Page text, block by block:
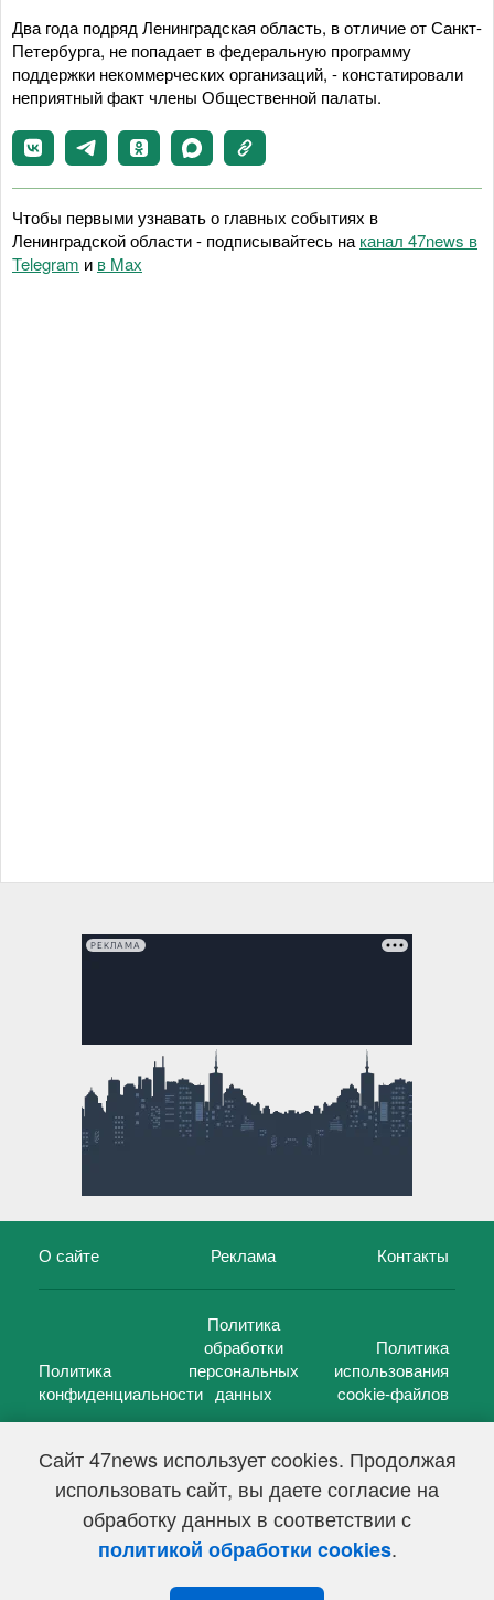
Сайт 47news использует cookies. Продолжая
использовать сайт, вы даете согласие на
обработку данных в соответствии с
политикой обработки cookies.
Два года подряд Ленинградская область, в отличие от Санкт-
Петербурга, не попадает в федеральную программу
поддержки некоммерческих организаций, - констатировали
неприятный факт члены Общественной палаты.
Чтобы первыми узнавать о главных событиях в
Ленинградской области - подписывайтесь на канал 47news в
Telegram и в Maх
РЕКЛАМА
О сайте Реклама Контакты
Политика
конфиденциальности
Политика
обработки
персональных
данных
Политика
использования
cookie-файлов
47 новостей (47 news)2005 — 2026 г.
Свидетельство о регистрации СМИ Эл № ФС 77-39848, выдано
Федеральной службой по надзору в сфере связи,
информационных технологий и массовых коммуникаций